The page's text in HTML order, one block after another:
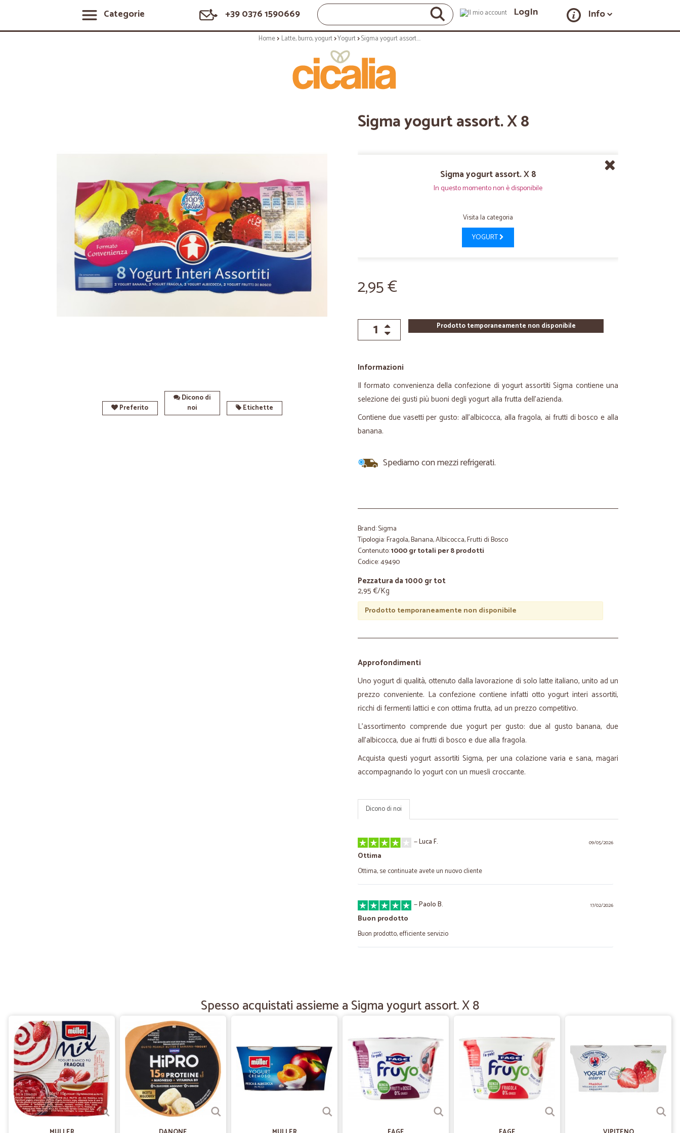
Categorie +39 0376 1590669 LogIn Info
Home Latte, burro, yogurt Yogurt Sigma yogurt assort. X 8
Preferito
Dicono di
noi
Etichette
Sigma yogurt assort. X 8
Sigma yogurt assort. X 8
In questo momento non è disponibile
Visita la categoria
YOGURT
2,95 €
Prodotto temporaneamente non disponibile
Informazioni
Il formato convenienza della confezione di yogurt assortiti Sigma contiene una
selezione dei gusti più buoni degli yogurt alla frutta dell'azienda.
Contiene due vasetti per gusto: all'albicocca, alla fragola, ai frutti di bosco e alla
banana.
Spediamo con mezzi refrigerati.
Brand: Sigma
Tipologia: Fragola, Banana, Albicocca, Frutti di Bosco
Contenuto:1000 gr totali per 8 prodotti
Codice: 49490
Pezzatura da 1000 gr tot
2,95 €/Kg
Prodotto temporaneamente non disponibile
Approfondimenti
Uno yogurt di qualità, ottenuto dalla lavorazione di solo latte italiano, unito ad un
prezzo conveniente. La confezione contiene infatti otto yogurt interi assortiti,
ricchi di fermenti lattici e con ottima frutta, ad un prezzo competitivo.
L'assortimento comprende due yogurt per gusto: due al gusto banana, due
all'albicocca, due ai frutti di bosco e due alla fragola.
Acquista questi yogurt assortiti Sigma, per una colazione varia e sana, magari
accompagnando lo yogurt con un muesli croccante.
Dicono di noi
09/05/2026
—Luca F.
Ottima
Ottima, se continuate avete un nuovo cliente
17/02/2026
—Paolo B.
Buon prodotto
Buon prodotto, efficiente servizio
Ottima azienda
Prezzi, rapidità e gentilezza. Cosa altro chiedere?
07/09/2022
—Fabiana D.
Il prodotto che ho preso l'ho trovato…
Spesso acquistati assieme a Sigma yogurt assort. X 8